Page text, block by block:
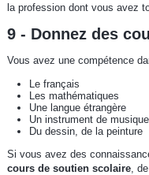
la profession dont vous avez
9 - Donnez des
Vous avez une compétence
Le français
Les mathématiques
Une langue étrangère
Un instrument de musique
Du dessin, de la peinture
Si vous avez des
cours de soutien scolaire,